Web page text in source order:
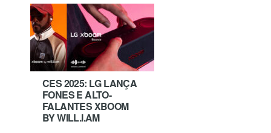
CES 2025: LG LANÇA
FONES E ALTO-
FALANTES XBOOM
BY WILL.I.AM